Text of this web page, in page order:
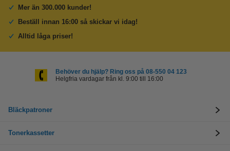
Mer än 300.000 kunder!
Beställ innan 16:00 så skickar vi idag!
Alltid låga priser!
Behöver du hjälp? Ring oss på 08-550 04 123
Helgfria vardagar från kl. 9:00 till 16:00
Bläckpatroner
Tonerkassetter